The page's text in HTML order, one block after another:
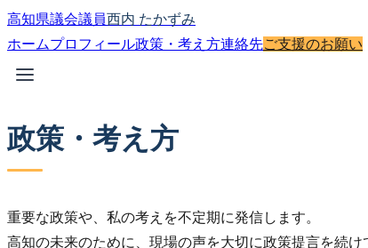
高知県議会議員西内 たかずみ
ホームプロフィール政策・考え方連絡先ご支援のお願い
政策・考え方
重要な政策や、私の考えを不定期に発信します。
高知の未来のために、現場の声を大切に政策提言を続け